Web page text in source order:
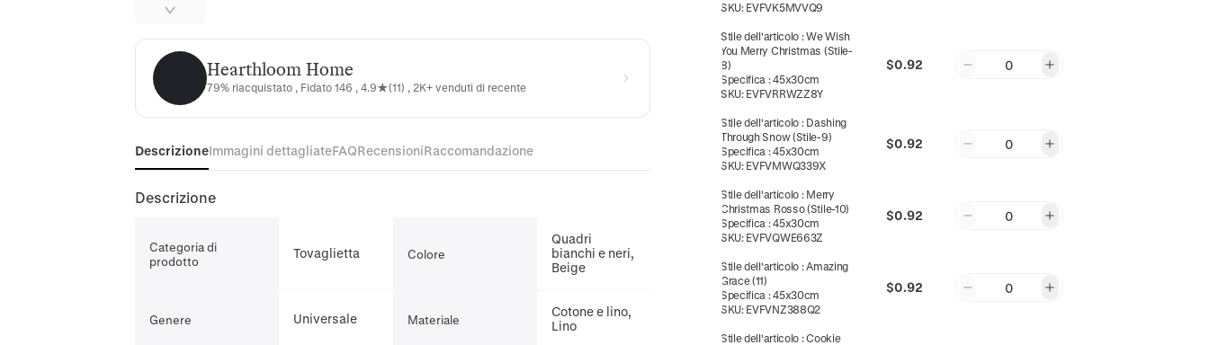
Hearthloom Home
Hearthloom Home
79% riacquistato , Fidato 146 , 4.9★(11) , 2K+ venduti di recente
DescrizioneImmagini dettagliateFAQRecensioniRaccomandazione
Descrizione
Categoria di
prodotto
Tovaglietta Colore
Quadri
bianchi e neri,
Beige
Genere Universale Materiale
Cotone e lino,
Lino
SKU: EVFVK5MVVQ9
Stile dell'articolo :We Wish
You Merry Christmas (Stile-
8)
Specifica :45x30cm
SKU: EVFVRRWZZ8Y
$0.92 0
Stile dell'articolo : Dashing
Through Snow (Stile-9)
Specifica :45x30cm
SKU: EVFVMWQ339X
$0.92 0
Stile dell'articolo : Merry
Christmas Rosso (Stile-10)
Specifica :45x30cm
SKU: EVFVQWE663Z
$0.92 0
Stile dell'articolo :Amazing
Grace (11)
Specifica :45x30cm
SKU: EVFVNZ388Q2
$0.92 0
Stile dell'articolo :Cookie